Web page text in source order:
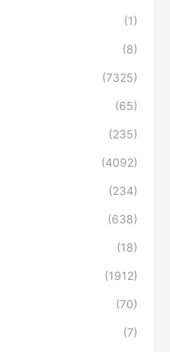
(1)
(8)
(7325)
(65)
(235)
(4092)
(234)
(638)
(18)
(1912)
(70)
(7)